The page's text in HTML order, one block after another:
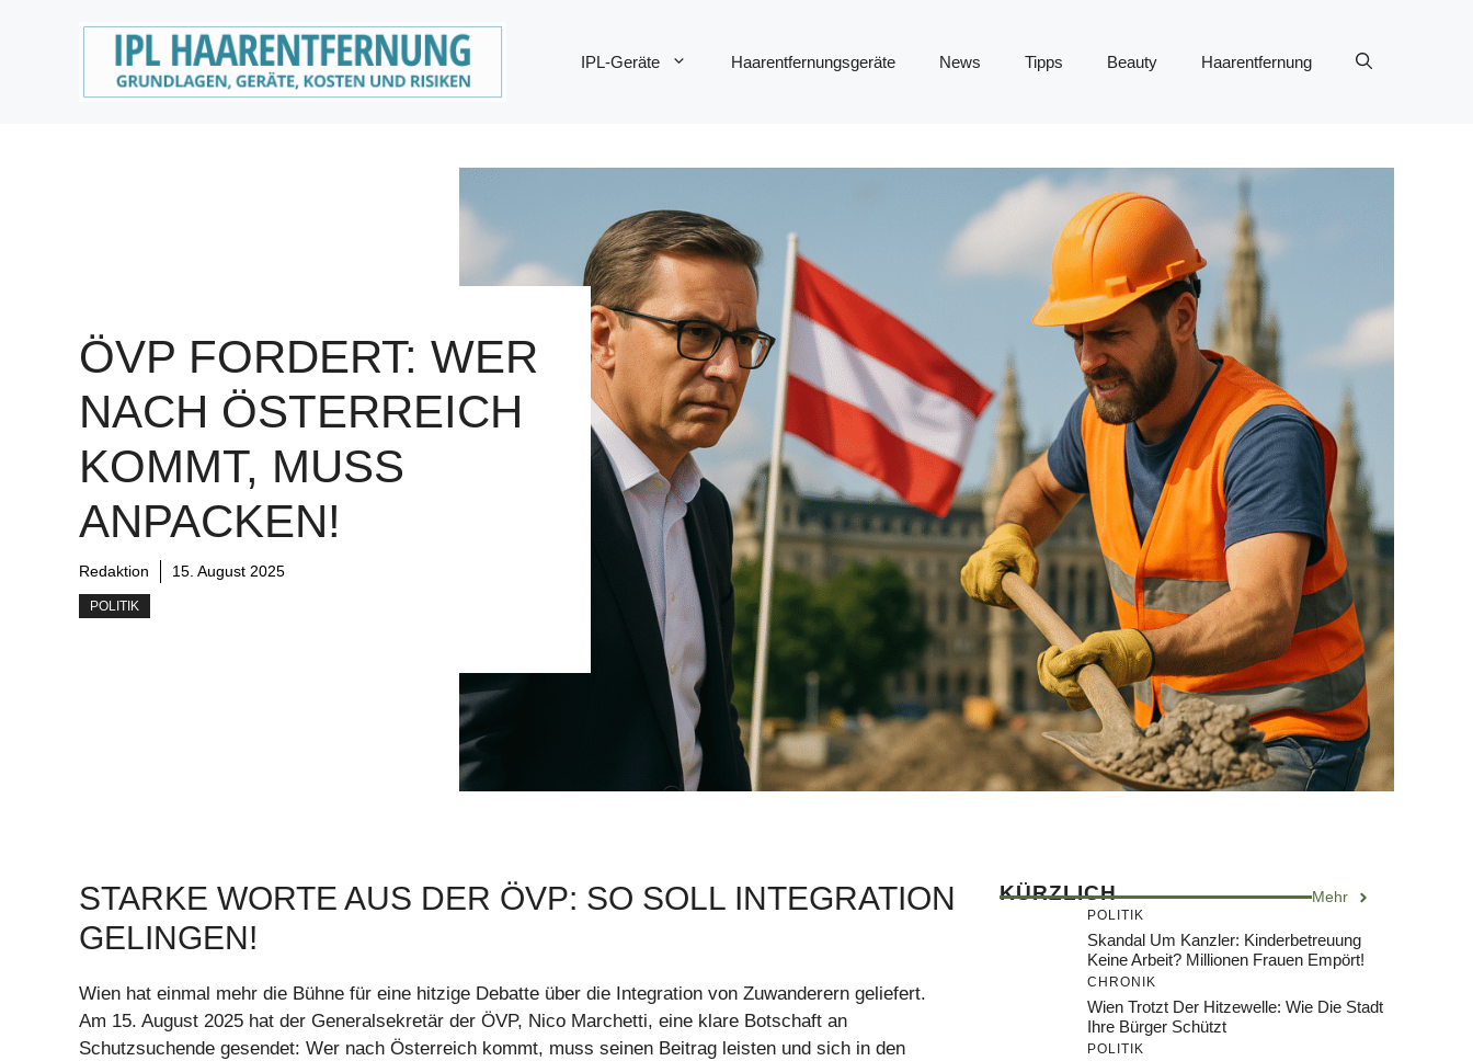
IPL-Geräte Haarentfernungsgeräte News Tipps Beauty Haarentfernung
ÖVP FORDERT: WER
NACH ÖSTERREICH
KOMMT, MUSS
ANPACKEN!
Redaktion 15. August 2025
POLITIK
STARKE WORTE AUS DER ÖVP: SO SOLL INTEGRATION
GELINGEN!
Wien hat einmal mehr die Bühne für eine hitzige Debatte über die Integration von Zuwanderern geliefert.
Am 15. August 2025 hat der Generalsekretär der ÖVP, Nico Marchetti, eine klare Botschaft an
Schutzsuchende gesendet: Wer nach Österreich kommt, muss seinen Beitrag leisten und sich in den
KÜRZLICH Mehr
POLITIK
Skandal Um Kanzler: Kinderbetreuung
Keine Arbeit? Millionen Frauen Empört!
CHRONIK
Wien Trotzt Der Hitzewelle: Wie Die Stadt
Ihre Bürger Schützt
POLITIK